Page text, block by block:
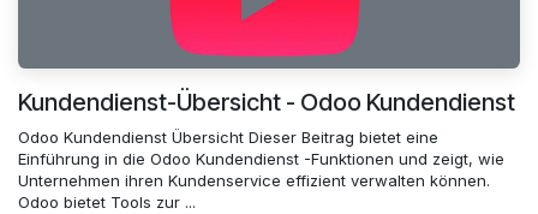
Kundendienst-Übersicht - Odoo Kundendienst
Odoo Kundendienst Übersicht Dieser Beitrag bietet eine
Einführung in die Odoo Kundendienst -Funktionen und zeigt, wie
Unternehmen ihren Kundenservice effizient verwalten können.
Odoo bietet Tools zur ...